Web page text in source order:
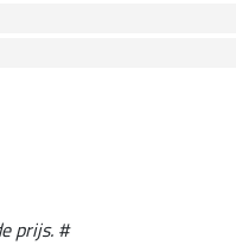
prijs. #